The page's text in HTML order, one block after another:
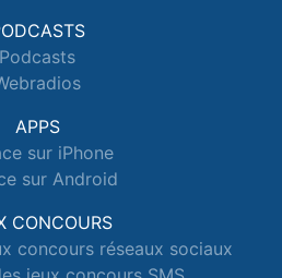
Podcasts
APPS
sur iPhone
sur Android
CONCOURS
concours réseaux sociaux